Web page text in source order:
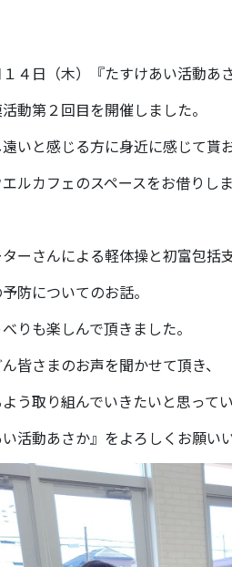
４日（木）『たすけあい活動あさ
動第２回目を開催しました。
いと感じる方に身近に感じて貰
ルカフェのスペースをお借りしま
ーさんによる軽体操と初富包括
防についてのお話。
りも楽しんで頂きました。
皆さまのお声を聞かせて頂き、
う取り組んでいきたいと思ってい
活動あさか』をよろしくお願い